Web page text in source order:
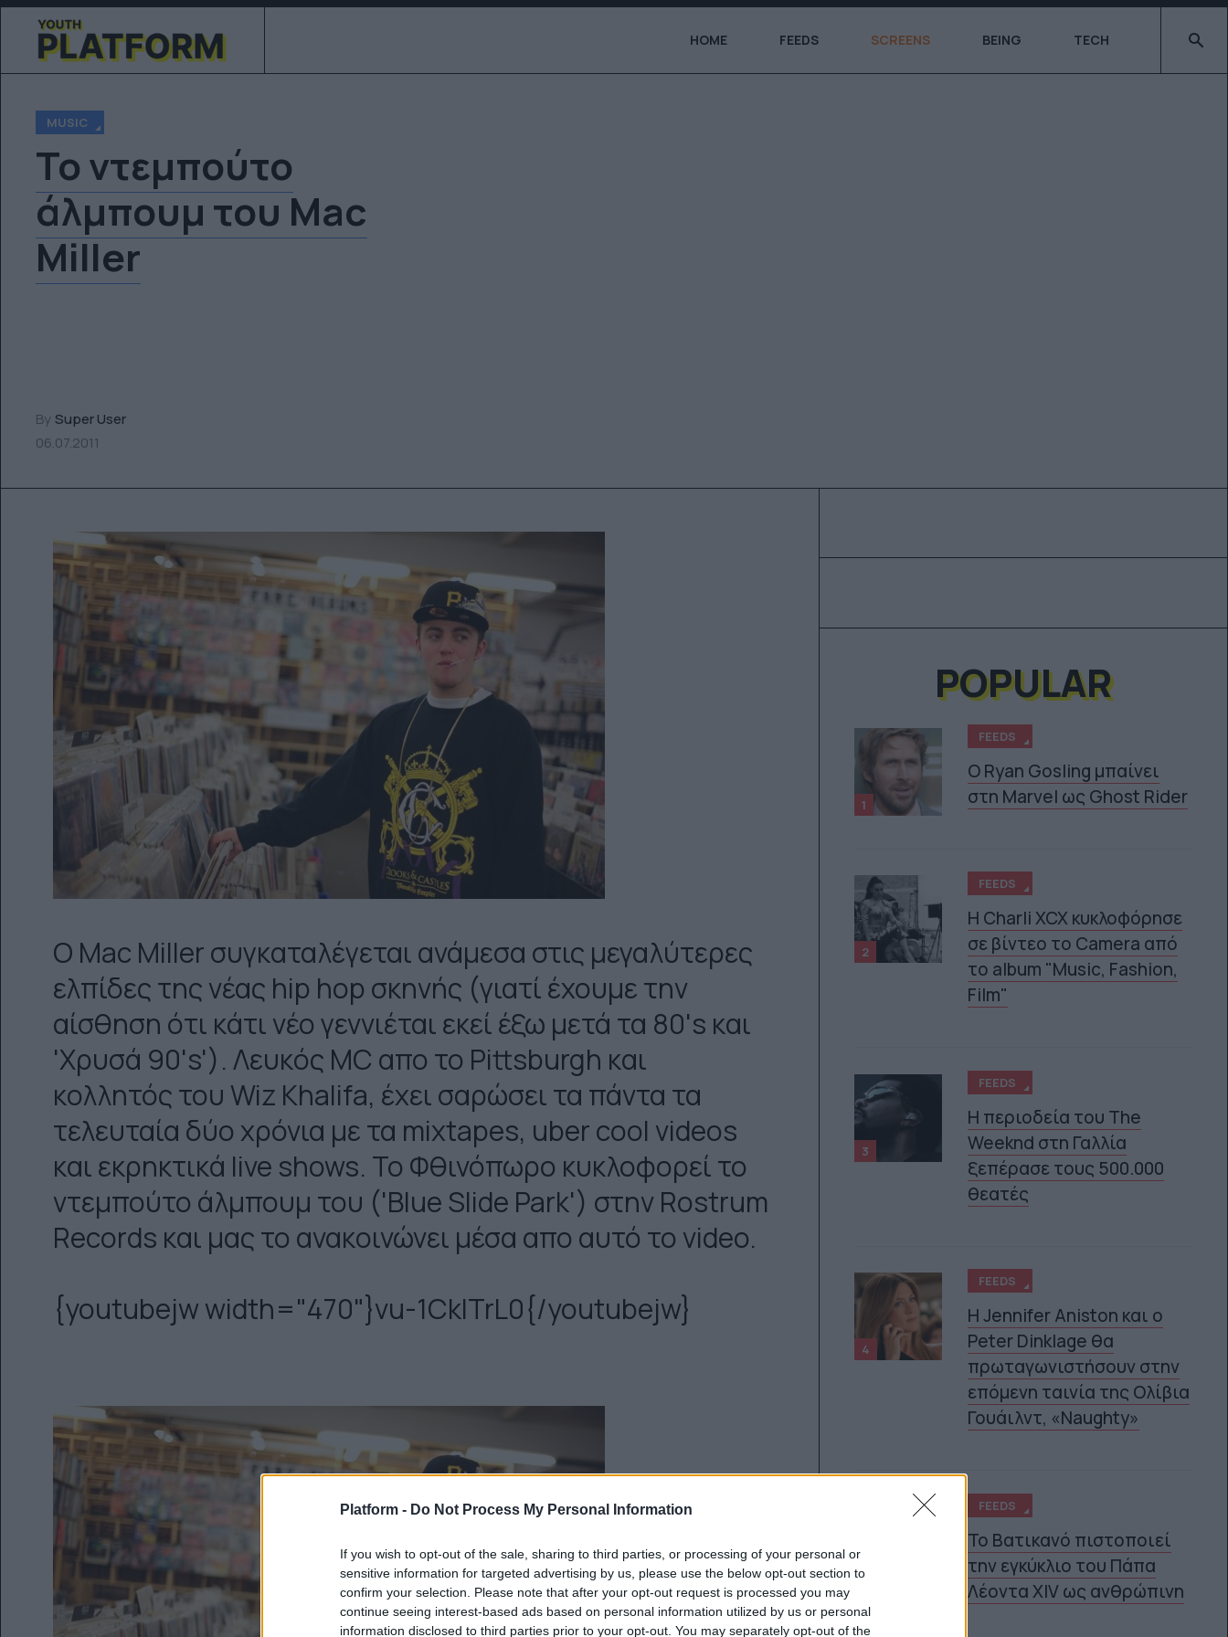
Platform - Do Not Process My Personal Information
If you wish to opt-out of the sale, sharing to third parties, or processing of your personal or
sensitive information for targeted advertising by us, please use the below opt-out section to
confirm your selection. Please note that after your opt-out request is processed you may
continue seeing interest-based ads based on personal information utilized by us or personal
information disclosed to third parties prior to your opt-out. You may separately opt-out of the
HOME FEEDS SCREENS BEING TECH Type
MUSIC
Το ντεμπούτο
άλμπουμ του Mac
Miller
BySuper User
06.07.2011
Ο Mac Miller συγκαταλέγεται ανάμεσα στις μεγαλύτερες
ελπίδες της νέας hip hop σκηνής (γιατί έχουμε την
αίσθηση ότι κάτι νέο γεννιέται εκεί έξω μετά τα 80's και
'Χρυσά 90's'). Λευκός MC απο το Pittsburgh και
κολλητός του Wiz Khalifa, έχει σαρώσει τα πάντα τα
τελευταία δύο χρόνια με τα mixtapes, uber cool videos
και εκρηκτικά live shows. Το Φθινόπωρο κυκλοφορεί το
ντεμπούτο άλμπουμ του ('Blue Slide Park') στην Rostrum
Records και μας το ανακοινώνει μέσα απο αυτό το video.
{youtubejw width="470"}vu-1CkITrL0{/youtubejw}
POPULAR
1
FEEDS
Ο Ryan Gosling μπαίνει
στη Marvel ως Ghost Rider
2
FEEDS
H Charli XCX κυκλοφόρησε
σε βίντεο το Camera από
το album "Music, Fashion,
Film"
3
FEEDS
Η περιοδεία του The
Weeknd στη Γαλλία
ξεπέρασε τους 500.000
θεατές
4
FEEDS
Η Jennifer Aniston και ο
Peter Dinklage θα
πρωταγωνιστήσουν στην
επόμενη ταινία της Ολίβια
Γουάιλντ, «Naughty»
5
FEEDS
Το Βατικανό πιστοποιεί
την εγκύκλιο του Πάπα
Λέοντα XIV ως ανθρώπινη